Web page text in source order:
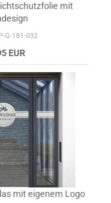
mit
G-181-032
EUR
mit eigenem Logo